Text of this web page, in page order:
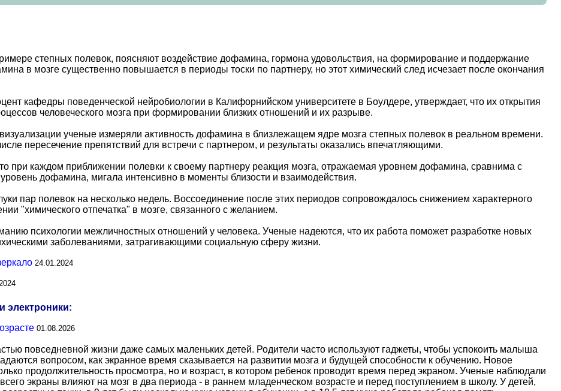
степных полевок, поясняют воздействие дофамина, гормона удовольствия, на формирование и поддержание
в мозге существенно повышается в периоды тоски по партнеру, но этот химический след исчезает после окончания
кафедры поведенческой нейробиологии в Калифорнийском университете в Боулдере, утверждает, что их открытия
человеческого мозга при формировании близких отношений и их разрыве.
ученые измеряли активность дофамина в близлежащем ядре мозга степных полевок в реальном времени.
пересечение препятствий для встречи с партнером, и результаты оказались впечатляющими.
при каждом приближении полевки к своему партнеру реакция мозга, отражаемая уровнем дофамина, сравнима с
дофамина, мигала интенсивно в моменты близости и взаимодействия.
пар полевок на несколько недель. Воссоединение после этих периодов сопровождалось снижением характерного
"химического отпечатка" в мозге, связанного с желанием.
психологии межличностных отношений у человека. Ученые надеются, что их работа поможет разработке новых
заболеваниями, затрагивающими социальную сферу жизни.
24.01.2024
электроники:
01.08.2026
повседневной жизни даже самых маленьких детей. Родители часто используют гаджеты, чтобы успокоить малыша
вопросом, как экранное время сказывается на развитии мозга и будущей способности к обучению. Новое
продолжительность просмотра, но и возраст, в котором ребенок проводит время перед экраном. Ученые наблюдали
экраны влияют на мозг в два периода - в раннем младенческом возрасте и перед поступлением в школу. У детей,